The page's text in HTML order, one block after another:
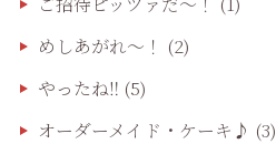
めしあがれ～！ (2)
やったね‼️ (5)
オーダーメイド・ケーキ♪ (3)